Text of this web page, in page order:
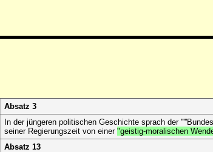
Absatz 3
In der jüngeren politischen Geschichte sprach der
seiner Regierungszeit von einer"geistig-moralischen
Absatz 13